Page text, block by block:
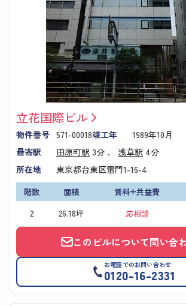
立花国際ビル
物件番号 571-00018竣工年
1989年10月
最寄駅
田原町駅 3分 、 浅草駅 4分
所在地
東京都台東区雷門1-16-4
階数 面積 賃料+共益費
2
26.18坪 応相談
このビルについて問い合
お電話でのお問い合わせ
0120-16-2331